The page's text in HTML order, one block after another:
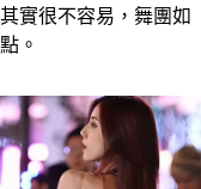
實很不容易，舞團如
。